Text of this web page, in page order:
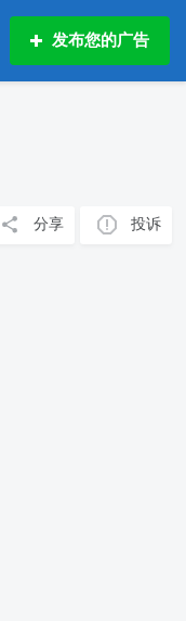
发布您的广告
分享 投诉